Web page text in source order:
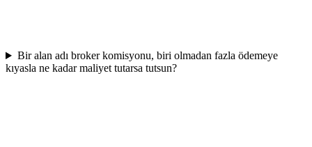
Bir alan adı broker komisyonu, biri olmadan fazla ödemeye
kıyasla ne kadar maliyet tutarsa tutsun?